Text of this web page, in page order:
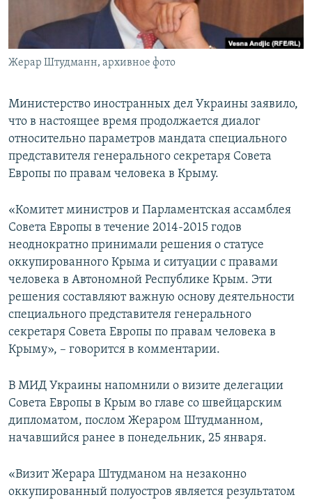
ELIFBE
УКРАИНСКАЯ ПРОБЛЕМА КРЫМА
Все сайты RFE/RL
Жерар Штудманн, архивное фото
Министерство иностранных дел Украины заявило,
что в настоящее время продолжается диалог
относительно параметров мандата специального
представителя генерального секретаря Совета
Европы по правам человека в Крыму.
«Комитет министров и Парламентская ассамблея
Совета Европы в течение 2014-2015 годов
неоднократно принимали решения о статусе
оккупированного Крыма и ситуации с правами
человека в Автономной Республике Крым. Эти
решения составляют важную основу деятельности
специального представителя генерального
секретаря Совета Европы по правам человека в
Крыму», – говорится в комментарии.
В МИД Украины напомнили о визите делегации
Совета Европы в Крым во главе со швейцарским
дипломатом, послом Жераром Штудманном,
начавшийся ранее в понедельник, 25 января.
«Визит Жерара Штудманом на незаконно
оккупированный полуостров является результатом